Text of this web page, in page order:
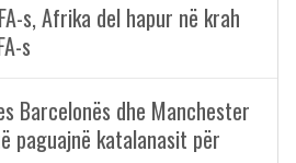
s, Afrika del hapur në krah
s
Barcelonës dhe Manchester
paguajnë katalanasit për